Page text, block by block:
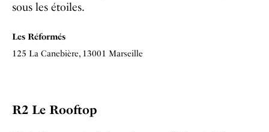
sous les étoiles.
Les Réformés
125 La Canebière, 13001 Marseille
R2 Le Rooftop